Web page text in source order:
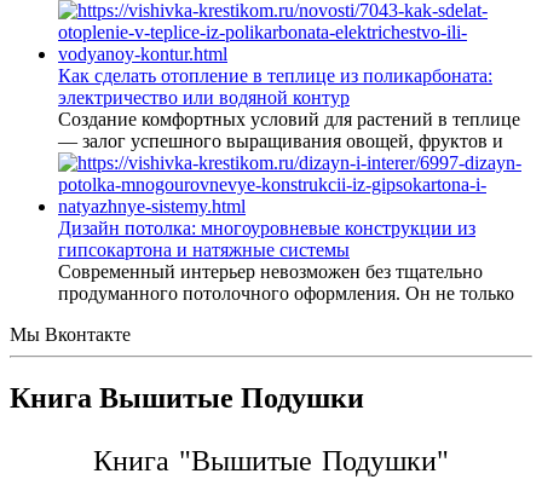
Как сделать отопление в теплице из поликарбоната:
электричество или водяной контур
Создание комфортных условий для растений в теплице
— залог успешного выращивания овощей, фруктов и
Дизайн потолка: многоуровневые конструкции из
гипсокартона и натяжные системы
Современный интерьер невозможен без тщательно
продуманного потолочного оформления. Он не только
Мы Вконтакте
Книга Вышитые Подушки
Книга "Вышитые Подушки"